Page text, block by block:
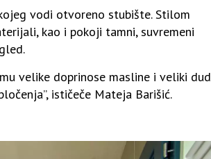
vodi otvoreno stubište. Stilom
kao i pokoji tamni, suvremeni
velike doprinose masline i veliki dud
ističeče Mateja Barišić.